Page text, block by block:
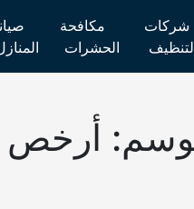
شركات
مكافحة
الحشرات
أرخص